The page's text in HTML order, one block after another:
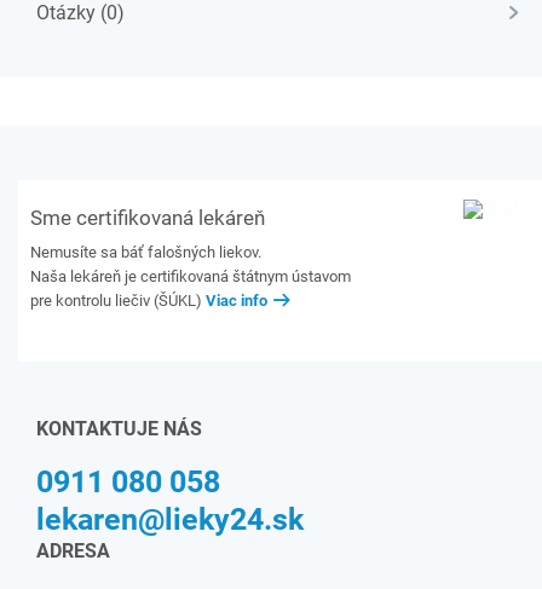
Otázky (0)
Sme certifikovaná lekáreň
Nemusíte sa báť falošných liekov.
Naša lekáreň je certifikovaná štátnym ústavom
pre kontrolu liečiv (ŠÚKL) Viac info
KONTAKTUJE NÁS
0911 080 058
lekaren@lieky24.sk
ADRESA